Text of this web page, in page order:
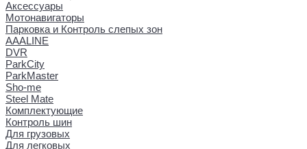
Аксессуары
Мотонавигаторы
Парковка и Контроль слепых зон
AAALINE
DVR
ParkCity
ParkMaster
Sho-me
Steel Mate
Комплектующие
Контроль шин
Для грузовых
Для легковых